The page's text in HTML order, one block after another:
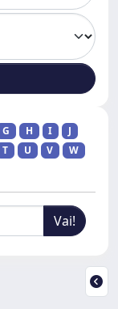
G H I
J
T U V
W